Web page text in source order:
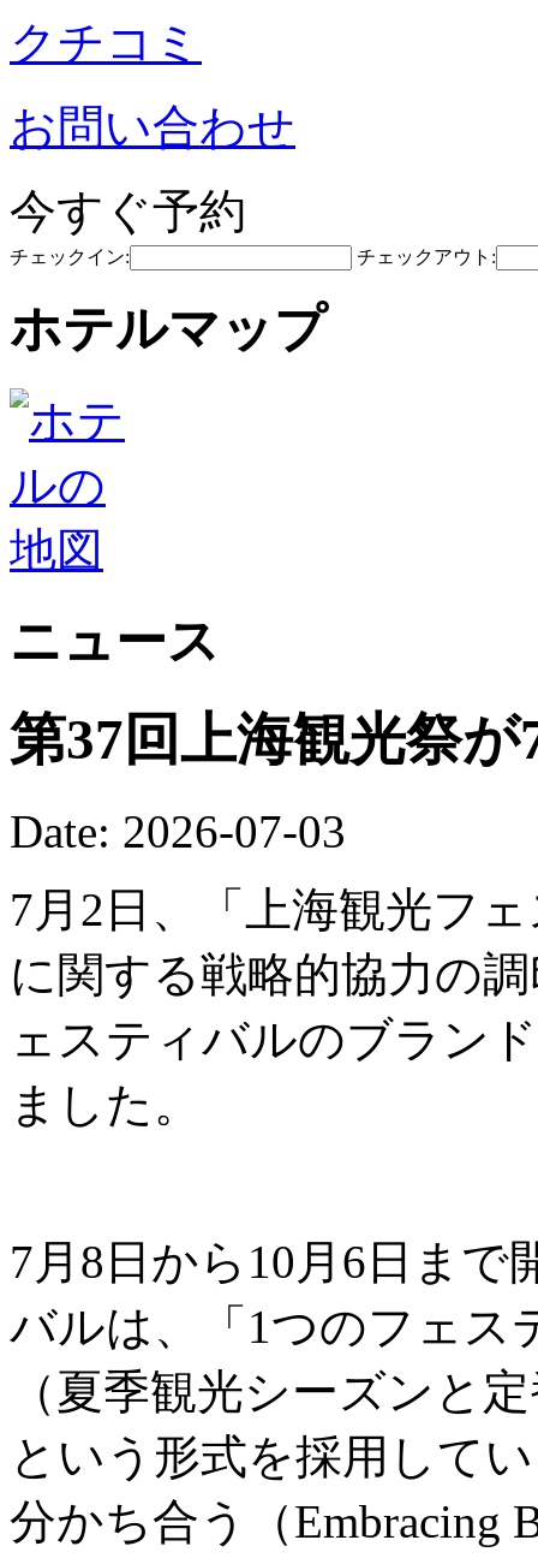
クチコミ
お問い合わせ
今すぐ予約
チェックイン: チェックアウト:
ホテルマップ
ニュース
第37回上海観光祭
Date: 2026-07-03
7月2日、「上海観光フ
に関する戦略的協力の
ェスティバルのブラン
ました。
7月8日から10月6日ま
バルは、「1つのフェス
（夏季観光シーズンと
という形式を採用して
分かち合う（Embracing